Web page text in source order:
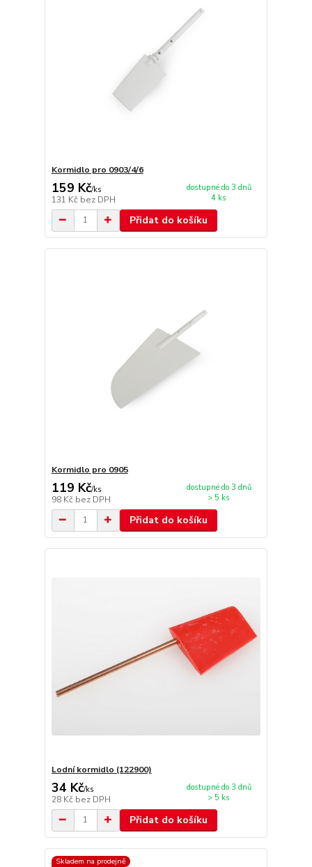
Kormidlo pro 0903/4/6
159 Kč/ks
131 Kč bez DPH
dostupné do 3 dnů
4 ks
Přidat do košíku
Kormidlo pro 0905
119 Kč/ks
98 Kč bez DPH
dostupné do 3 dnů
> 5 ks
Přidat do košíku
Lodní kormidlo (122900)
34 Kč/ks
28 Kč bez DPH
dostupné do 3 dnů
> 5 ks
Přidat do košíku
Skladem na prodejně